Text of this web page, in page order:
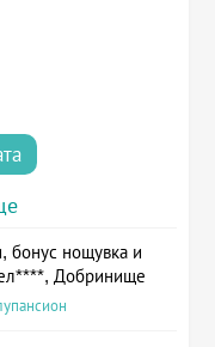
бонус нощувка и
Добринище